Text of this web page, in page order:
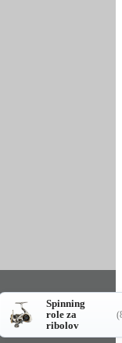
Spinning
role za
ribolov